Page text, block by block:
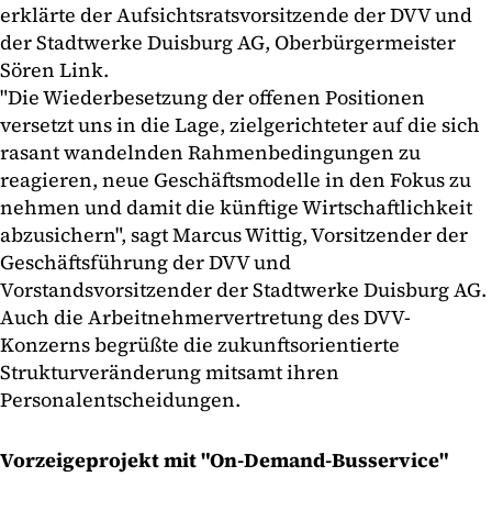
erklärte der Aufsichtsratsvorsitzende der DVV und
der Stadtwerke Duisburg AG, Oberbürgermeister
Sören Link.
"Die Wiederbesetzung der offenen Positionen
versetzt uns in die Lage, zielgerichteter auf die sich
rasant wandelnden Rahmenbedingungen zu
reagieren, neue Geschäftsmodelle in den Fokus zu
nehmen und damit die künftige Wirtschaftlichkeit
abzusichern", sagt Marcus Wittig, Vorsitzender der
Geschäftsführung der DVV und
Vorstandsvorsitzender der Stadtwerke Duisburg AG.
Auch die Arbeitnehmervertretung des DVV-
Konzerns begrüßte die zukunftsorientierte
Strukturveränderung mitsamt ihren
Personalentscheidungen.
Vorzeigeprojekt mit "On-Demand-Busservice"